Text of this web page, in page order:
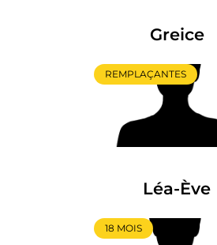
Greice
REMPLAÇANTES
Léa-Ève
18 MOIS